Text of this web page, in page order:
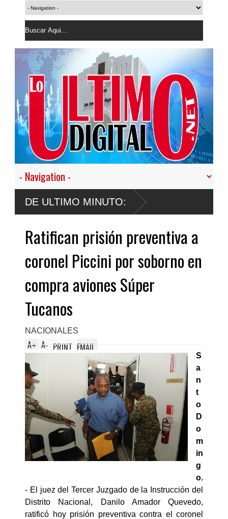
DE ULTIMO MINUTO:
Ratifican prisión preventiva a
coronel Piccini por soborno en
compra aviones Súper
Tucanos
NACIONALES
A+ A- PRINT EMAIL
S
a
n
t
o
D
o
m
in
g
o.
- El juez del Tercer Juzgado de la Instrucción del
Distrito Nacional, Danilo Amador Quevedo,
ratificó hoy prisión preventiva contra el coronel